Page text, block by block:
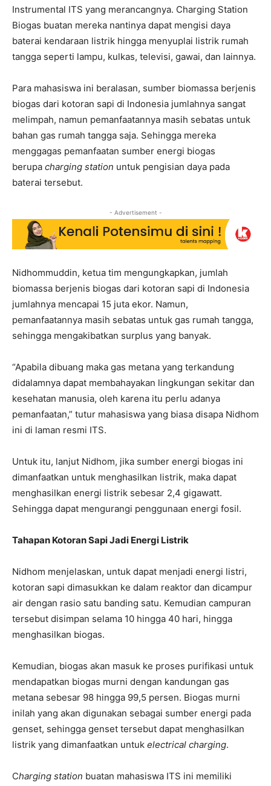
Instrumental ITS yang merancangnya. Charging Station
Biogas buatan mereka nantinya dapat mengisi daya
baterai kendaraan listrik hingga menyuplai listrik rumah
tangga seperti lampu, kulkas, televisi, gawai, dan lainnya.
Para mahasiswa ini beralasan, sumber biomassa berjenis
biogas dari kotoran sapi di Indonesia jumlahnya sangat
melimpah, namun pemanfaatannya masih sebatas untuk
bahan gas rumah tangga saja. Sehingga mereka
menggagas pemanfaatan sumber energi biogas
berupa charging station untuk pengisian daya pada
baterai tersebut.
- Advertisement -
Nidhommuddin, ketua tim mengungkapkan, jumlah
biomassa berjenis biogas dari kotoran sapi di Indonesia
jumlahnya mencapai 15 juta ekor. Namun,
pemanfaatannya masih sebatas untuk gas rumah tangga,
sehingga mengakibatkan surplus yang banyak.
“Apabila dibuang maka gas metana yang terkandung
didalamnya dapat membahayakan lingkungan sekitar dan
kesehatan manusia, oleh karena itu perlu adanya
pemanfaatan,” tutur mahasiswa yang biasa disapa Nidhom
ini di laman resmi ITS.
Untuk itu, lanjut Nidhom, jika sumber energi biogas ini
dimanfaatkan untuk menghasilkan listrik, maka dapat
menghasilkan energi listrik sebesar 2,4 gigawatt.
Sehingga dapat mengurangi penggunaan energi fosil.
Tahapan Kotoran Sapi Jadi Energi Listrik
Nidhom menjelaskan, untuk dapat menjadi energi listri,
kotoran sapi dimasukkan ke dalam reaktor dan dicampur
air dengan rasio satu banding satu. Kemudian campuran
tersebut disimpan selama 10 hingga 40 hari, hingga
menghasilkan biogas.
Kemudian, biogas akan masuk ke proses purifikasi untuk
mendapatkan biogas murni dengan kandungan gas
metana sebesar 98 hingga 99,5 persen. Biogas murni
inilah yang akan digunakan sebagai sumber energi pada
genset, sehingga genset tersebut dapat menghasilkan
listrik yang dimanfaatkan untuk electrical charging.
Charging station buatan mahasiswa ITS ini memiliki